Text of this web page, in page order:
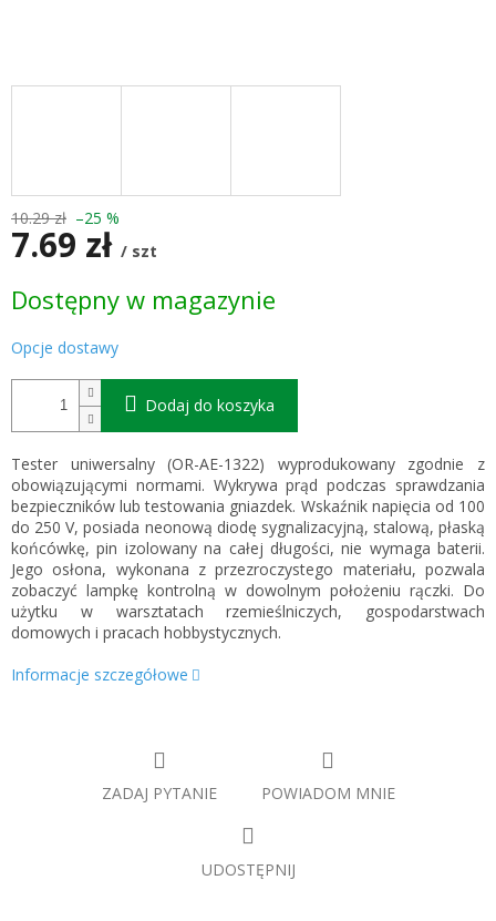
10.29 zł –25 %
7.69 zł / szt
jednostkowa:
Dostępny w magazynie
Opcje dostawy
Dodaj do koszyka
Tester uniwersalny (OR-AE-1322) wyprodukowany zgodnie z
obowiązującymi normami. Wykrywa prąd podczas sprawdzania
bezpieczników lub testowania gniazdek. Wskaźnik napięcia od 100
do 250 V, posiada neonową diodę sygnalizacyjną, stalową, płaską
końcówkę, pin izolowany na całej długości, nie wymaga baterii.
Jego osłona, wykonana z przezroczystego materiału, pozwala
zobaczyć lampkę kontrolną w dowolnym położeniu rączki. Do
użytku w warsztatach rzemieślniczych, gospodarstwach
domowych i pracach hobbystycznych.
Informacje szczegółowe
ZADAJ PYTANIE POWIADOM MNIE
UDOSTĘPNIJ